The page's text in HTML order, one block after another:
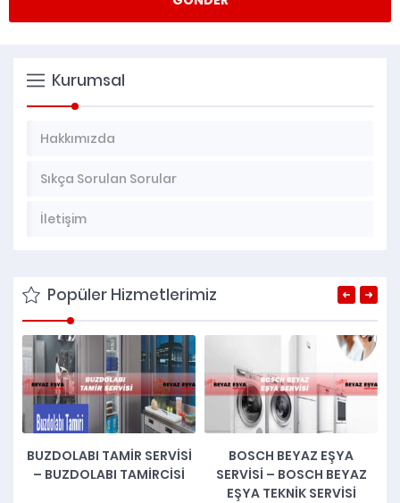
Kurumsal
Hakkımızda
Sıkça Sorulan Sorular
İletişim
Popüler Hizmetlerimiz
BUZDOLABI TAMIR SERVISI
– BUZDOLABI TAMIRCISI
BOSCH BEYAZ EŞYA
SERVISI – BOSCH BEYAZ
EŞYA TEKNIK SERVISI